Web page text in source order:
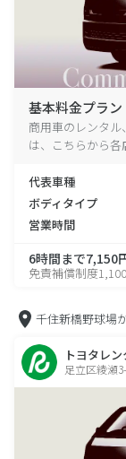
基本料金プラン
商用車のレンタ
は、こちらから各
代表車種
ボディタイプ
営業時間
6時間まで7,150
免責補償制度
千住新橋野球場
トヨタレ
足立区綾瀬